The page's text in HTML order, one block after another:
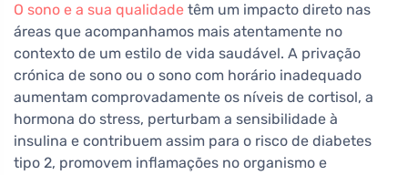
O sono e a sua qualidade têm um impacto direto nas
áreas que acompanhamos mais atentamente no
contexto de um estilo de vida saudável. A privação
crónica de sono ou o sono com horário inadequado
aumentam comprovadamente os níveis de cortisol, a
hormona do stress, perturbam a sensibilidade à
insulina e contribuem assim para o risco de diabetes
tipo 2, promovem inflamações no organismo e